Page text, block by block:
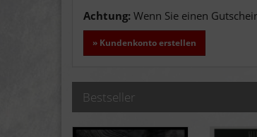
Achtung: Wenn Sie einen
» Kundenkonto erstellen
Bestseller